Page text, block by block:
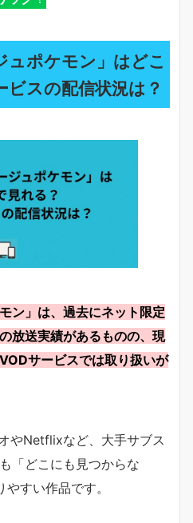
ュポケモン」はどこ
ビスの配信状況は？
ン」は、過去にネット限定
放送実績があるものの、現
サービスでは取り扱いが
やNetflixなど、大手サブス
「どこにも見つからな
すい作品です。